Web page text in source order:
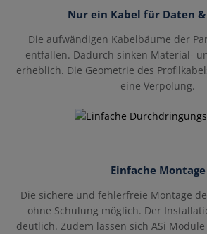
Nur ein Kabel für Daten &
Die aufwändigen Kabelbäume der
entfallen. Dadurch sinken Material-
erheblich. Die Geometrie des
eine Verpolung.
Einfache Montage
Die sichere und fehlerfreie Montage
ohne Schulung möglich. Der
deutlich. Zudem lassen sich ASi